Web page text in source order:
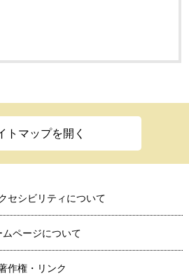
トマップを開く
セシビリティについて
ムページについて
作権・リンク